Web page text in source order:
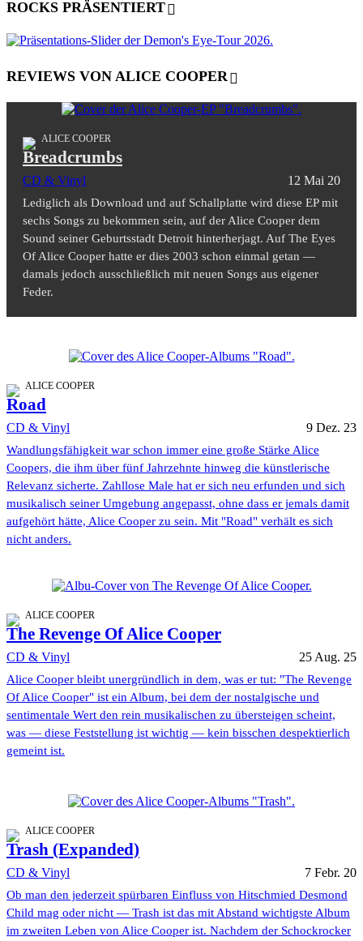
ROCKS PRÄSENTIERT
REVIEWS VON ALICE COOPER
ALICE COOPER
Breadcrumbs
CD & Vinyl 12 Mai 20
Lediglich als Download und auf Schallplatte wird diese EP mit
sechs Songs zu bekommen sein, auf der Alice Cooper dem
Sound seiner Geburtsstadt Detroit hinterherjagt. Auf The Eyes
Of Alice Cooper hatte er dies 2003 schon einmal getan —
damals jedoch ausschließlich mit neuen Songs aus eigener
Feder.
ALICE COOPER
Road
CD & Vinyl 9 Dez. 23
Wandlungsfähigkeit war schon immer eine große Stärke Alice
Coopers, die ihm über fünf Jahrzehnte hinweg die künstlerische
Relevanz sicherte. Zahllose Male hat er sich neu erfunden und sich
musikalisch seiner Umgebung angepasst, ohne dass er jemals damit
aufgehört hätte, Alice Cooper zu sein. Mit "Road" verhält es sich
nicht anders.
ALICE COOPER
The Revenge Of Alice Cooper
CD & Vinyl 25 Aug. 25
Alice Cooper bleibt unergründlich in dem, was er tut: "The Revenge
Of Alice Cooper" ist ein Album, bei dem der nostalgische und
sentimentale Wert den rein musikalischen zu übersteigen scheint,
was — diese Feststellung ist wichtig — kein bisschen despektierlich
gemeint ist.
ALICE COOPER
Trash (Expanded)
CD & Vinyl 7 Febr. 20
Ob man den jederzeit spürbaren Einfluss von Hitschmied Desmond
Child mag oder nicht — Trash ist das mit Abstand wichtigste Album
im zweiten Leben von Alice Cooper ist. Nachdem der Schockrocker